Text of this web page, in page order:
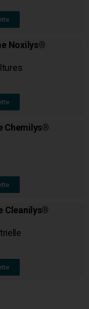
Noxilys®
Chemilys®
Cleanilys®